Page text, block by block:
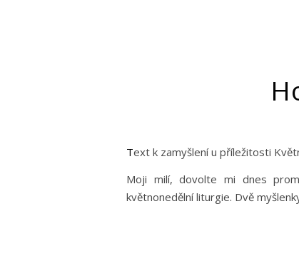
Text k zamyšlení u příležitosti
Moji milí, dovolte mi dnes
květnonedělní liturgie. Dvě